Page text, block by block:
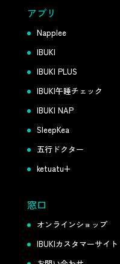
アプリ
Napplee
IBUKI
IBUKI PLUS
IBUKI午睡チェック
IBUKI NAP
SleepKea
五行ドクター
ketuatu+
窓口
オンラインショップ
IBUKIカスタマーサイト